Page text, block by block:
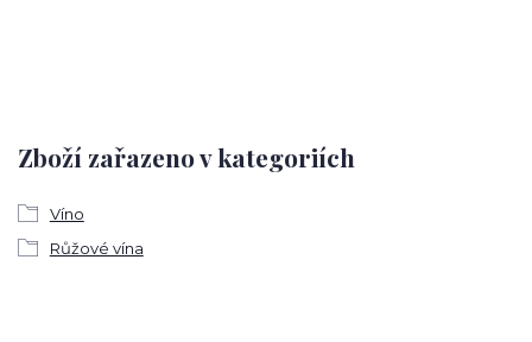
Zboží zařazeno v kategoriích
Víno
Růžové vína